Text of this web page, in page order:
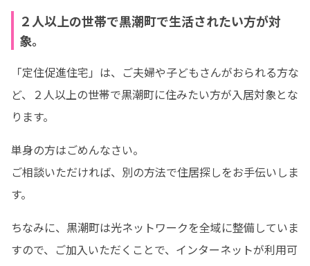
２人以上の世帯で黒潮町で生活されたい方が対
象。
「定住促進住宅」は、ご夫婦や子どもさんがおられる方な
ど、２人以上の世帯で黒潮町に住みたい方が入居対象とな
ります。
単身の方はごめんなさい。
ご相談いただければ、別の方法で住居探しをお手伝いしま
す。
ちなみに、黒潮町は光ネットワークを全域に整備していま
すので、ご加入いただくことで、インターネットが利用可